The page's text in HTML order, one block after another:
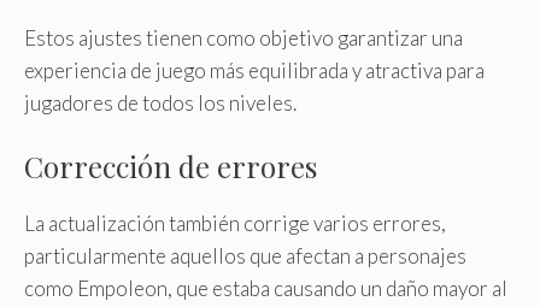
Estos ajustes tienen como objetivo garantizar una
experiencia de juego más equilibrada y atractiva para
jugadores de todos los niveles.
Corrección de errores
La actualización también corrige varios errores,
particularmente aquellos que afectan a personajes
como Empoleon, que estaba causando un daño mayor al